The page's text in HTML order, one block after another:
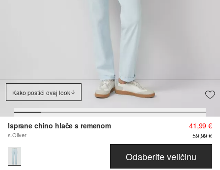
Kako postići ovaj look
Isprane chino hlače s remenom
s.Oliver
41,99 €
59,99 €
Odaberite veličinu